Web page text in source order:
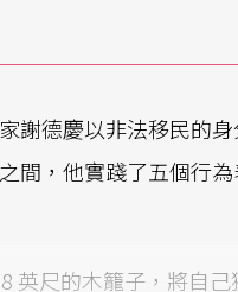
謝德慶以非法移民的
間，他實踐了五個行
尺的木籠子，將自己